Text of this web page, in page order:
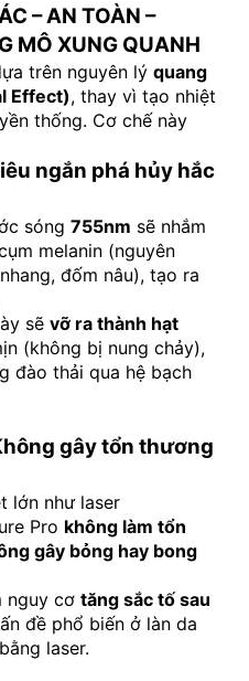
– AN TOÀN –
MÔ XUNG QUANH
trên nguyên lý quang
Effect), thay vì tạo nhiệt
thống. Cơ chế này
ngắn phá hủy hắc
sóng 755nm sẽ nhắm
melanin (nguyên
đốm nâu), tạo ra
sẽ vỡ ra thành hạt
(không bị nung chảy),
đào thải qua hệ bạch
gây tổn thương
lớn như laser
Pro không làm tổn
gây bỏng hay bong
nguy cơ tăng sắc tố sau
đề phổ biến ở làn da
laser.